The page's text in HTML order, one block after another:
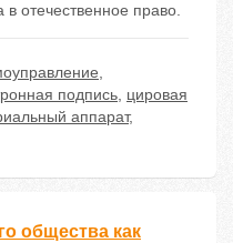
отечественное право.
,
подпись, цировая
аппарат,
общества как